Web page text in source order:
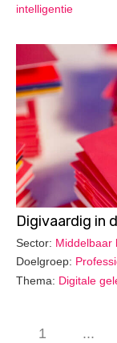
intelligentie
Digivaardig in
Sector: Middelbaar
Doelgroep:
Thema: Digitale
1 ...